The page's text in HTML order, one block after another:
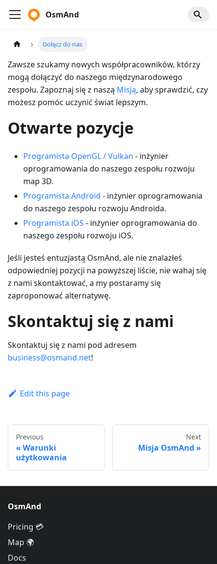
OsmAnd
Dołącz do nas
Zawsze szukamy nowych współpracowników, którzy
mogą dołączyć do naszego międzynarodowego
zespołu. Zapoznaj się z naszą Misją, aby sprawdzić, czy
możesz pomóc uczynić świat lepszym.
Otwarte pozycje
Programista OpenGL / Vulkan - inżynier
oprogramowania do naszego zespołu rozwoju
map 3D.
Programista Android - inżynier oprogramowania
do naszego zespołu rozwoju Androida.
Programista iOS - inżynier oprogramowania do
naszego zespołu rozwoju iOS.
Jeśli jesteś entuzjastą OsmAnd, ale nie znalazłeś
odpowiedniej pozycji na powyższej liście, nie wahaj się
z nami skontaktować, a my postaramy się
zaproponować alternatywę.
Skontaktuj się z nami
Skontaktuj się z nami pod adresem
business@osmand.net!
Edit this page
Previous
Warunki
użytkowania
Next
Misja OsmAnd
OsmAnd
Pricing 💳
Map 🌍
Docs